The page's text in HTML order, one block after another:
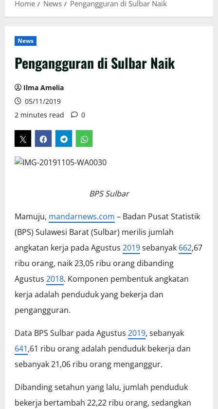
Home News Pengangguran di Sulbar Naik
News
Pengangguran di Sulbar Naik
Ilma Amelia
05/11/2019
2 minutes read
0
BPS Sulbar
Mamuju, mandarnews.com – Badan Pusat Statistik
(BPS) Sulawesi Barat (Sulbar) merilis jumlah
angkatan kerja pada Agustus 2019sebanyak 662,67
ribu orang, naik 23,05 ribu orang dibanding
Agustus 2018. Komponen pembentuk angkatan
kerja adalah penduduk yang bekerja dan
pengangguran.
Data BPS Sulbar pada Agustus 2019, sebanyak
641,61 ribu orang adalah penduduk bekerja dan
sebanyak 21,06 ribu orang menganggur.
Dibanding setahun yang lalu, jumlah penduduk
bekerja bertambah 22,22 ribu orang, sedangkan